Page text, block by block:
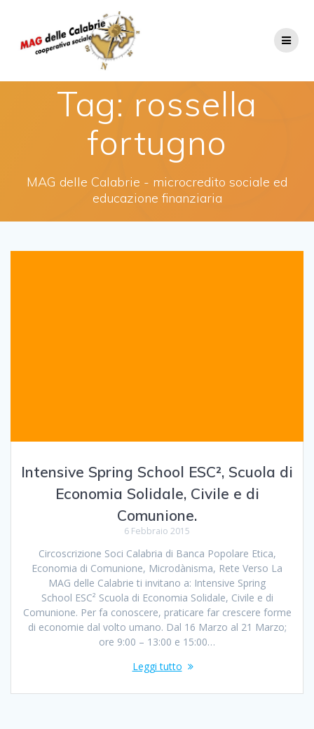
Tag: rossella
fortugno
MAG delle Calabrie - microcredito sociale ed
educazione finanziaria
Intensive Spring School ESC², Scuola di
Economia Solidale, Civile e di
Comunione.
6 Febbraio 2015
Circoscrizione Soci Calabria di Banca Popolare Etica,
Economia di Comunione, Microdànisma, Rete Verso La
MAG delle Calabrie ti invitano a: Intensive Spring
School ESC² Scuola di Economia Solidale, Civile e di
Comunione. Per fa conoscere, praticare far crescere forme
di economie dal volto umano. Dal 16 Marzo al 21 Marzo;
ore 9:00 – 13:00 e 15:00…
Leggi tutto